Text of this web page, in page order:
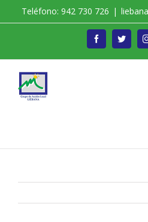
Teléfono: 942 730 726 |
Facebook